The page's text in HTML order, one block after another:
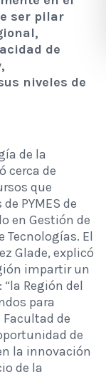
ser pilar
de
niveles de
de la
cerca de
que
PYMES de
en Gestión de
Tecnologías. El
Glade, explicó
impartir un
Región del
para
de
de
la innovación
de la